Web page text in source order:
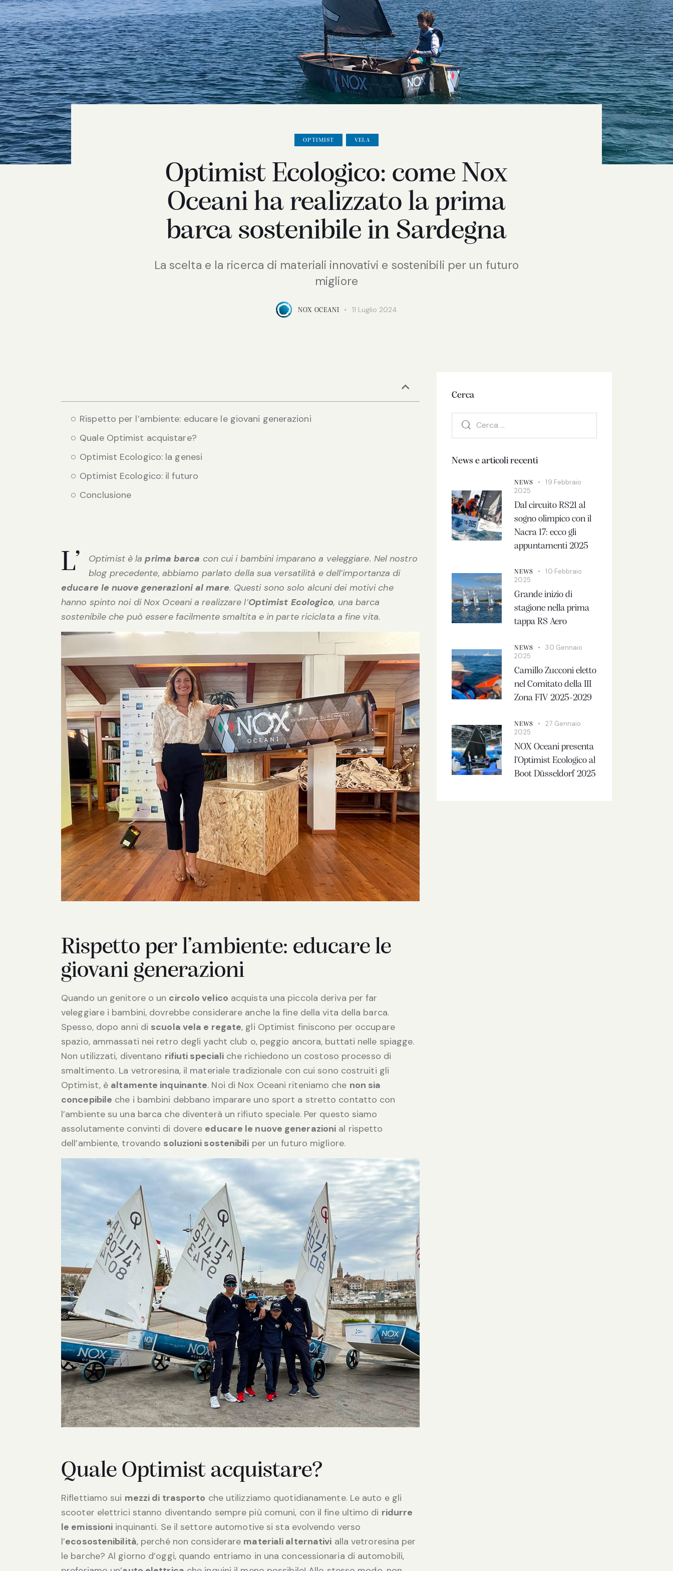
OPTIMIST VELA
Optimist Ecologico: come Nox
Oceani ha realizzato la prima
barca sostenibile in Sardegna
La scelta e la ricerca di materiali innovativi e sostenibili per un futuro
migliore
NOX OCEANI 11 Luglio 2024
Rispetto per l’ambiente: educare le giovani generazioni
Quale Optimist acquistare?
Optimist Ecologico: la genesi
Optimist Ecologico: il futuro
Conclusione
L’ Optimist è laprima barca con cui i bambini imparano a veleggiare. Nel nostro
blog precedente, abbiamo parlato della sua versatilità e dell’importanza di
educare le nuove generazioni al mare. Questi sono solo alcuni dei motivi che
hanno spinto noi di Nox Oceani a realizzare l’Optimist Ecologico, una barca
sostenibile che può essere facilmente smaltita e in parte riciclata a fine vita.
Rispetto per l’ambiente: educare le
giovani generazioni
Quando un genitore o un circolo velico acquista una piccola deriva per far
veleggiare i bambini, dovrebbe considerare anche la fine della vita della barca.
Spesso, dopo anni di scuola vela e regate, gli Optimist finiscono per occupare
spazio, ammassati nei retro degli yacht club o, peggio ancora, buttati nelle spiagge.
Non utilizzati, diventano rifiuti speciali che richiedono un costoso processo di
smaltimento. La vetroresina, il materiale tradizionale con cui sono costruiti gli
Optimist, è altamente inquinante. Noi di Nox Oceani riteniamo che non sia
concepibile che i bambini debbano imparare uno sport a stretto contatto con
l’ambiente su una barca che diventerà un rifiuto speciale. Per questo siamo
assolutamente convinti di dovere educare le nuove generazioni al rispetto
dell’ambiente, trovando soluzioni sostenibili per un futuro migliore.
Quale Optimist acquistare?
Riflettiamo sui mezzi di trasporto che utilizziamo quotidianamente. Le auto e gli
scooter elettrici stanno diventando sempre più comuni, con il fine ultimo di ridurre
le emissioni inquinanti. Se il settore automotive si sta evolvendo verso
l’ecosostenibilità, perché non considerare materiali alternativi alla vetroresina per
le barche? Al giorno d’oggi, quando entriamo in una concessionaria di automobili,
Cerca
News e articoli recenti
NEWS
19 Febbraio
2025
Dal circuito RS21 al
sogno olimpico con il
Nacra 17: ecco gli
appuntamenti 2025
NEWS
10 Febbraio
2025
Grande inizio di
stagione nella prima
tappa RS Aero
NEWS
30 Gennaio
2025
Camillo Zucconi eletto
nel Comitato della III
Zona FIV 2025-2029
NEWS
27 Gennaio
2025
NOX Oceani presenta
l’Optimist Ecologico al
Boot Düsseldorf 2025